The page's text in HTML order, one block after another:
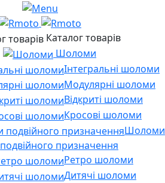
Каталог товарів
Шоломи
Інтегральні шоломи
Модулярні шоломи
Відкриті шоломи
Кросові шоломи
Шоломи
подвійного призначення
Ретро шоломи
Дитячі шоломи